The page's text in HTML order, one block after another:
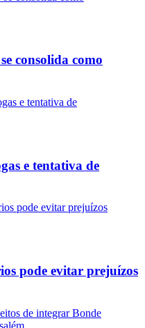
consolida como
e tentativa de
pode evitar prejuízos